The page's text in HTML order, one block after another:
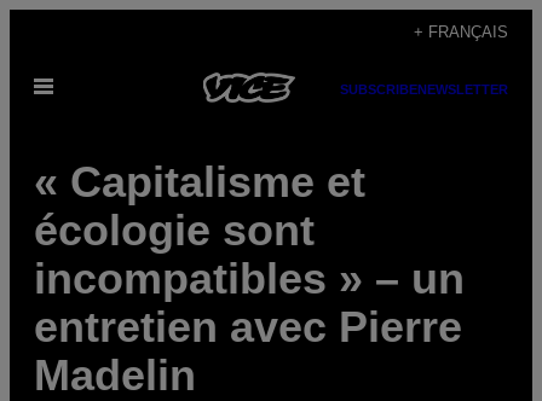
content
+ FRANÇAIS
Open
SUBSCRIBENEWSLETTER
« Capitalisme et
écologie sont
incompatibles » – un
entretien avec Pierre
Madelin